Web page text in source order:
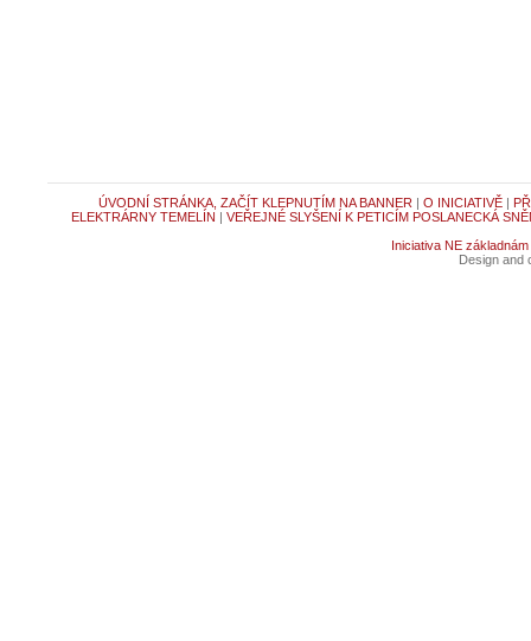
ÚVODNÍ STRÁNKA, ZAČÍT KLEPNUTÍM NA BANNER | O INICIATIVĚ|
ELEKTRÁRNY TEMELÍN | VEŘEJNÉ SLYŠENÍ K PETICÍM POSLANECKÁ
Iniciativa NE základnám
Design and